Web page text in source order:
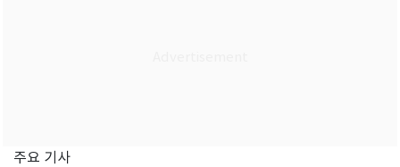
주요 기사